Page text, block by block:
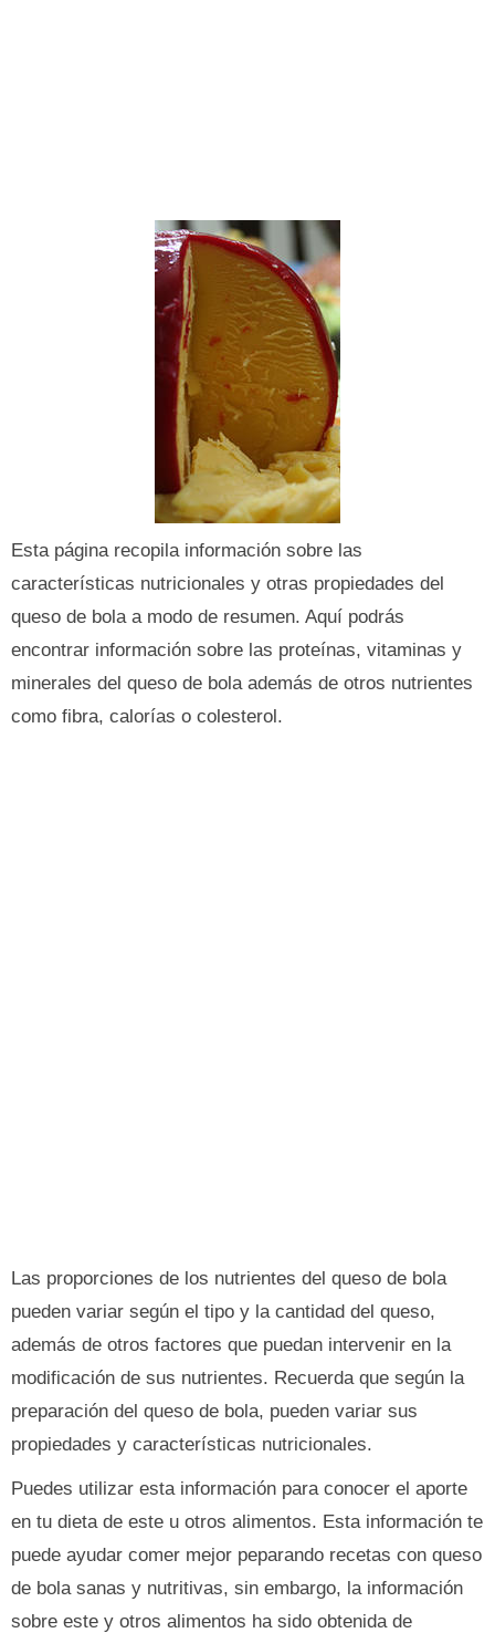
Esta página recopila información sobre las
características nutricionales y otras propiedades del
queso de bola a modo de resumen. Aquí podrás
encontrar información sobre las proteínas, vitaminas y
minerales del queso de bola además de otros nutrientes
como fibra, calorías o colesterol.
Las proporciones de los nutrientes del queso de bola
pueden variar según el tipo y la cantidad del queso,
además de otros factores que puedan intervenir en la
modificación de sus nutrientes. Recuerda que según la
preparación del queso de bola, pueden variar sus
propiedades y características nutricionales.
Puedes utilizar esta información para conocer el aporte
en tu dieta de este u otros alimentos. Esta información te
puede ayudar comer mejor peparando recetas con queso
de bola sanas y nutritivas, sin embargo, la información
sobre este y otros alimentos ha sido obtenida de